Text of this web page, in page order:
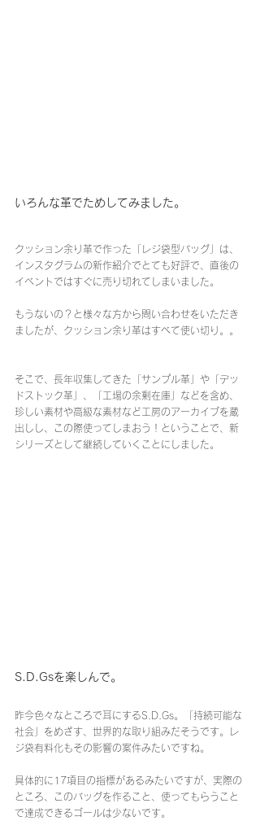
いろんな革でためしてみました。
クッション余り革で作った「レジ袋型バッグ」は、
インスタグラムの新作紹介でとても好評で、直後の
イベントではすぐに売り切れてしまいました。
もうないの？と様々な方から問い合わせをいただき
ましたが、クッション余り革はすべて使い切り。。
そこで、長年収集してきた「サンプル革」や「デッ
ドストック革」、「工場の余剰在庫」などを含め、
珍しい素材や高級な素材など工房のアーカイブを蔵
出しし、この際使ってしまおう！ということで、新
シリーズとして継続していくことにしました。
S.D.Gsを楽しんで。
昨今色々なところで耳にするS.D.Gs。「持続可能な
社会」をめざす、世界的な取り組みだそうです。レ
ジ袋有料化もその影響の案件みたいですね。
具体的に17項目の指標があるみたいですが、実際の
ところ、このバッグを作ること、使ってもらうこと
で達成できるゴールは少ないです。